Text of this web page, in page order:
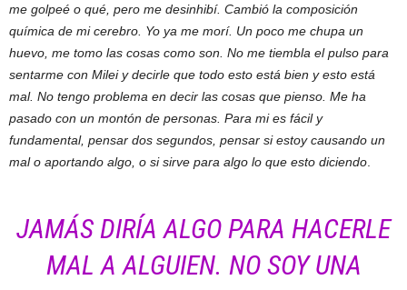
me golpeé o qué, pero me desinhibí. Cambió la composición
química de mi cerebro. Yo ya me morí. Un poco me chupa un
huevo, me tomo las cosas como son. No me tiembla el pulso para
sentarme con Milei y decirle que todo esto está bien y esto está
mal. No tengo problema en decir las cosas que pienso. Me ha
pasado con un montón de personas. Para mi es fácil y
fundamental, pensar dos segundos, pensar si estoy causando un
mal o aportando algo, o si sirve para algo lo que esto diciendo
JAMÁS DIRÍA ALGO PARA HACERLE
MAL A ALGUIEN. NO SOY UNA